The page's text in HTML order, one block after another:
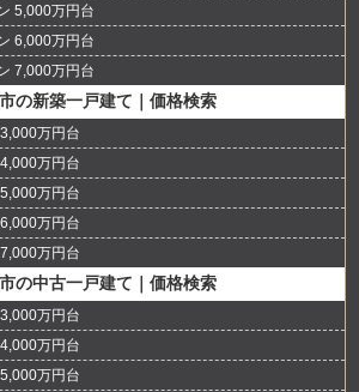
5,000万円台
6,000万円台
7,000万円台
の新築一戸建て｜価格検索
万円台
万円台
万円台
万円台
万円台
の中古一戸建て｜価格検索
万円台
万円台
万円台